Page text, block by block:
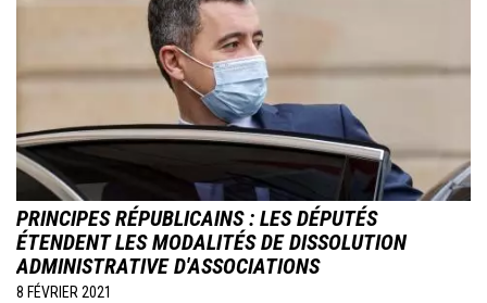
PRINCIPES RÉPUBLICAINS : LES DÉPUTÉS
ÉTENDENT LES MODALITÉS DE DISSOLUTION
ADMINISTRATIVE D'ASSOCIATIONS
8 FÉVRIER 2021